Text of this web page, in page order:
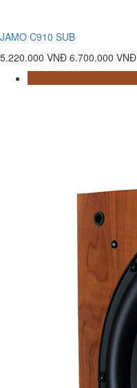
JAMO C910 SUB
5.220.000 VNĐ 6.700.000 VNĐ